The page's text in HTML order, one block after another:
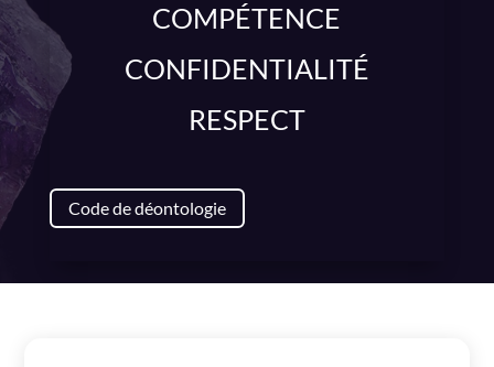
COMPÉTENCE
CONFIDENTIALITÉ
RESPECT
Code de déontologie